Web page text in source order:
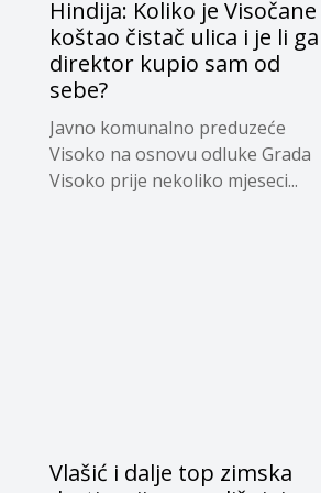
Hindija: Koliko je Visočane
koštao čistač ulica i je li ga
direktor kupio sam od
sebe?
Javno komunalno preduzeće
Visoko na osnovu odluke Grada
Visoko prije nekoliko mjeseci...
Vlašić i dalje top zimska